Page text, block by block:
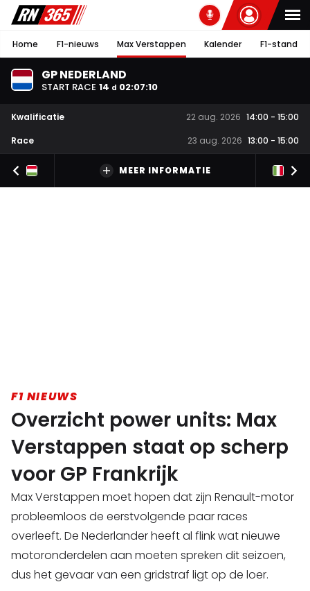
Home F1-nieuws Max Verstappen Kalender F1-stand
GP NEDERLAND
START RACE 14 d 02:07:10
Kwalificatie 22 aug. 2026 14:00 - 15:00
Race
23 aug. 2026 13:00 - 15:00
MEER INFORMATIE
F1 NIEUWS
Overzicht power units: Max
Verstappen staat op scherp
voor GP Frankrijk
Max Verstappen moet hopen dat zijn Renault-motor
probleemloos de eerstvolgende paar races
overleeft. De Nederlander heeft al flink wat nieuwe
motoronderdelen aan moeten spreken dit seizoen,
dus het gevaar van een gridstraf ligt op de loer.